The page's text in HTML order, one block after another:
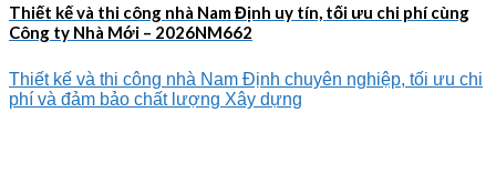
Thiết kế và thi công nhà Nam Định uy tín, tối ưu chi phí cùng
Công ty Nhà Mới – 2026NM662
Thiết kế và thi công nhà Nam Định chuyên nghiệp, tối ưu chi
phí và đảm bảo chất lượng Xây dựng